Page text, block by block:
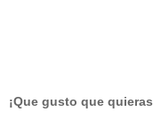
¡Que gusto que